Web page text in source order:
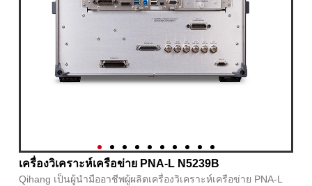
เครื่องวิเคราะห์เครือข่าย PNA-L N5239B
Qihang เป็นผู้นำมืออาชีพผู้ผลิตเครื่องวิเคราะห์เครือข่าย PNA-L